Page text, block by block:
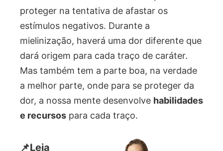
proteger na tentativa de afastar os
estímulos negativos. Durante a
mielinização, haverá uma dor diferente que
dará origem para cada traço de caráter.
Mas também tem a parte boa, na verdade
a melhor parte, onde para se proteger da
dor, a nossa mente desenvolve habilidades
e recursos para cada traço.
📌Leia